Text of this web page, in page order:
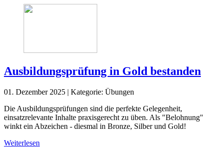
Ausbildungsprüfung in Gold bestanden
01. Dezember 2025 | Kategorie: Übungen
Die Ausbildungsprüfungen sind die perfekte Gelegenheit,
einsatzrelevante Inhalte praxisgerecht zu üben. Als "Belohnung"
winkt ein Abzeichen - diesmal in Bronze, Silber und Gold!
Weiterlesen